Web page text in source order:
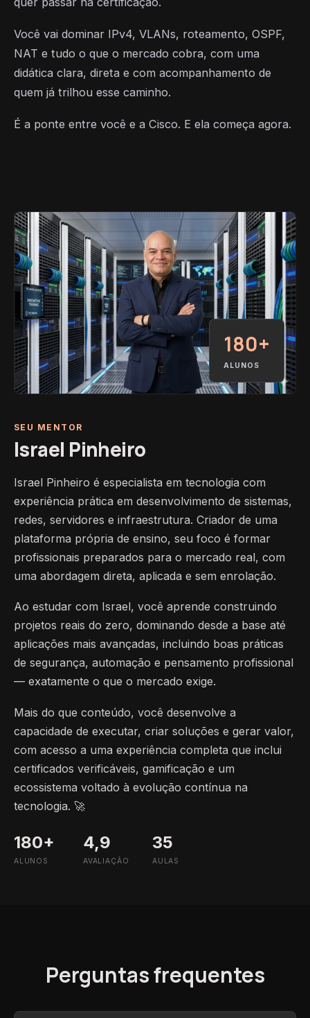
Você vai dominar IPv4, VLANs, roteamento, OSPF,
NAT e tudo o que o mercado cobra, com uma
didática clara, direta e com acompanhamento de
quem já trilhou esse caminho.
É a ponte entre você e a Cisco. E ela começa agora.
180+
ALUNOS
SEU MENTOR
Israel Pinheiro
Israel Pinheiro é especialista em tecnologia com
experiência prática em desenvolvimento de sistemas,
redes, servidores e infraestrutura. Criador de uma
plataforma própria de ensino, seu foco é formar
profissionais preparados para o mercado real, com
uma abordagem direta, aplicada e sem enrolação.
Ao estudar com Israel, você aprende construindo
projetos reais do zero, dominando desde a base até
aplicações mais avançadas, incluindo boas práticas
de segurança, automação e pensamento profissional
— exatamente o que o mercado exige.
Mais do que conteúdo, você desenvolve a
capacidade de executar, criar soluções e gerar valor,
com acesso a uma experiência completa que inclui
certificados verificáveis, gamificação e um
ecossistema voltado à evolução contínua na
tecnologia. 🚀
180+
ALUNOS
4,9
AVALIAÇÃO
35
AULAS
Perguntas frequentes